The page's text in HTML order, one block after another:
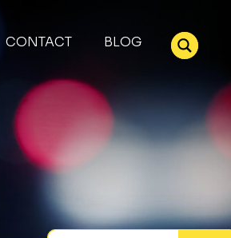
CONTACT BLOG